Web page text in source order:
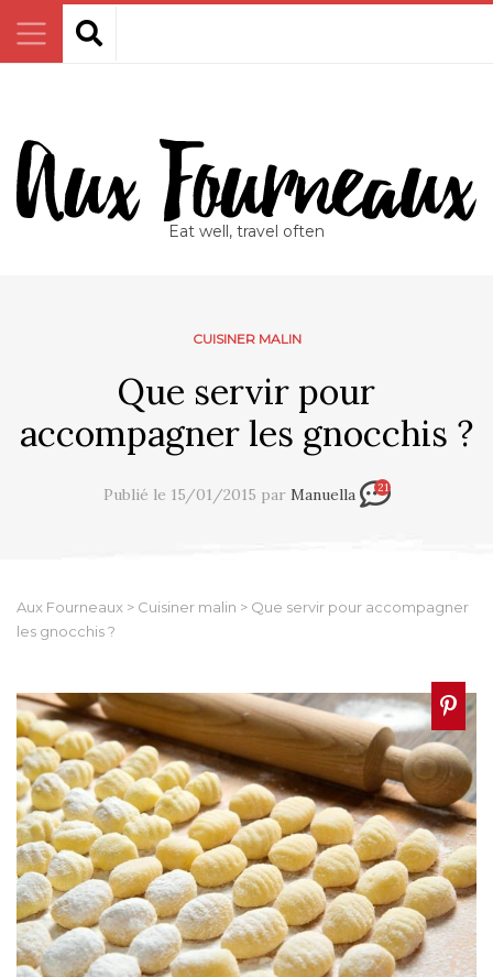
Eat well, travel often
CUISINER MALIN
Que servir pour
accompagner les gnocchis ?
Publié le 15/01/2015 par Manuella 21
Aux Fourneaux > Cuisiner malin > Que servir pour accompagner
les gnocchis ?